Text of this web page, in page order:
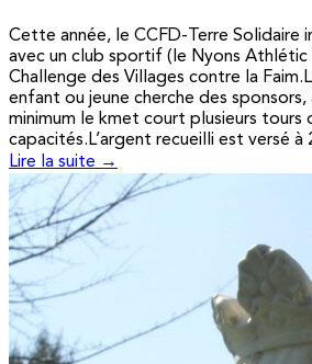
Cette année, le CCFD-Terre Solidaire
avec un club sportif (le Nyons
Challenge des Villages contre la
enfant ou jeune cherche des sponsors,
minimum le kmet court plusieurs tours
capacités.L’argent recueilli est versé à
Lire la suite →